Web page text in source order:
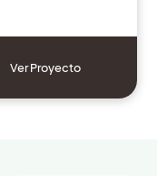
Ver Proyecto